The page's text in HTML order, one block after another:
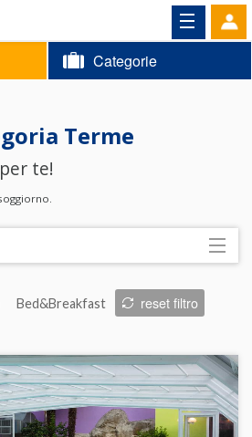
Categorie
Terme
per te!
Bed&Breakfast reset filtro